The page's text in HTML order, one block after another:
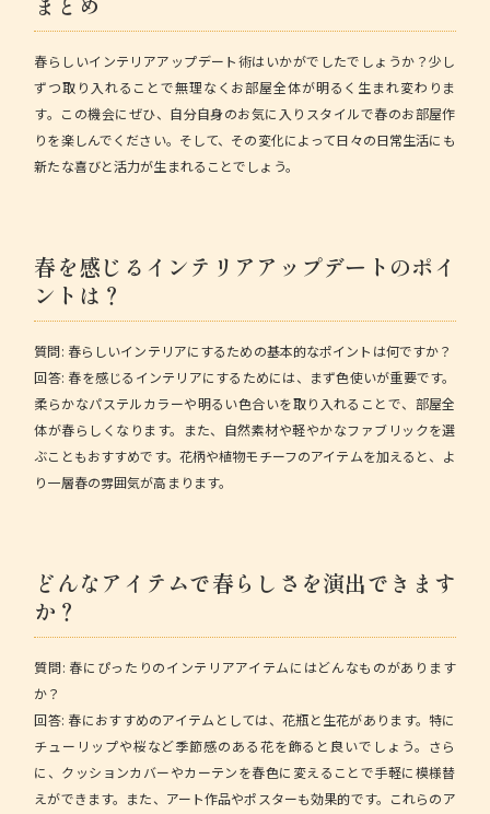
春らしいインテリアアップデート術はいかがでしたでしょうか？少し
ずつ取り入れることで無理なくお部屋全体が明るく生まれ変わりま
す。この機会にぜひ、自分自身のお気に入りスタイルで春のお部屋作
りを楽しんでください。そして、その変化によって日々の日常生活にも
新たな喜びと活力が生まれることでしょう。
春を感じるインテリアアップデートのポイ
ントは？
質問: 春らしいインテリアにするための基本的なポイントは何ですか？
回答: 春を感じるインテリアにするためには、まず色使いが重要です。
柔らかなパステルカラーや明るい色合いを取り入れることで、部屋全
体が春らしくなります。また、自然素材や軽やかなファブリックを選
ぶこともおすすめです。花柄や植物モチーフのアイテムを加えると、よ
り一層春の雰囲気が高まります。
どんなアイテムで春らしさを演出できます
か？
質問: 春にぴったりのインテリアアイテムにはどんなものがあります
か？
回答: 春におすすめのアイテムとしては、花瓶と生花があります。特に
チューリップや桜など季節感のある花を飾ると良いでしょう。さら
に、クッションカバーやカーテンを春色に変えることで手軽に模様替
えができます。また、アート作品やポスターも効果的です。これらのア